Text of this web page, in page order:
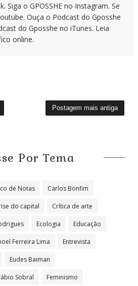
Siga o GPOSSHE no Instagram. Se
Ouça o Podcast do Gposshe
do Gposshe no iTunes. Leia
online.
Postagem mais antiga
Por Tema
de Notas Carlos Bonfim
do capital Crítica de arte
Ecologia Educação
Ferreira Lima Entrevista
Eudes Baiman
Sobral Feminismo